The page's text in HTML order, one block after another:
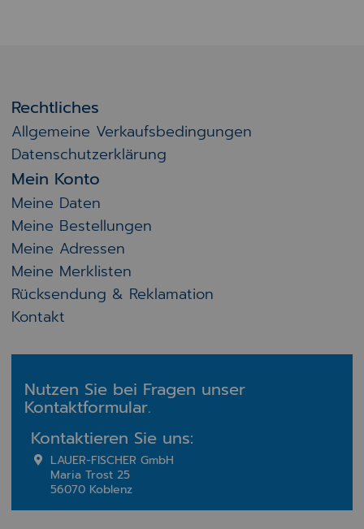
Rechtliches
Allgemeine Verkaufsbedingungen
Datenschutzerklärung
Mein Konto
Meine Daten
Meine Bestellungen
Meine Adressen
Meine Merklisten
Rücksendung & Reklamation
Kontakt
Nutzen Sie bei Fragen unser
Kontaktformular.
Kontaktieren Sie uns:
LAUER-FISCHER GmbH
Maria Trost 25
56070 Koblenz